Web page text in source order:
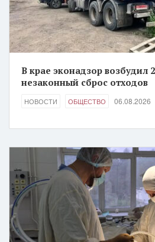
В крае эконадзор возбудил
незаконный сброс отходов
НОВОСТИ ОБЩЕСТВО 06.08.2026